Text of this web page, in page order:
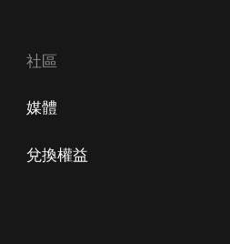
社區
媒體
兌換權益